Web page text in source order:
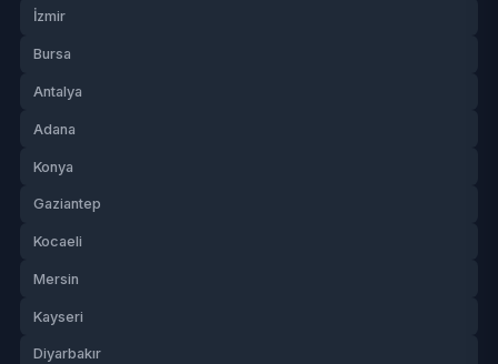
İzmir
Bursa
Antalya
Adana
Konya
Gaziantep
Kocaeli
Mersin
Kayseri
Diyarbakır